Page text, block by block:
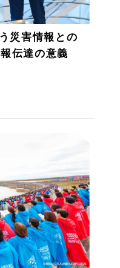
災害情報との
伝達の意義